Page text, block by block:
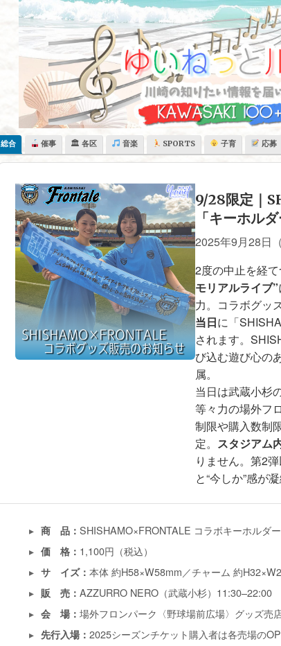
総合 催事 🏛 各区 音楽 SPORTS 子育 応募
9/28限定｜
「キーホル
2025年9月28日（
2度の中止を経
モリアルライブ”
力。コラボグッ
当日に「
されます。
び込む遊び心の
属。
当日は武蔵小杉
等々力の場外フ
制限や購入数制
定。 スタジアム
りません。第2
と“今しか”感が
商 品：SHISHAMO×FRONTALE コラボキーホルダー
価 格： 1,100円（税込）
サ イズ：本体 約H58×W58mm／チャーム 約
販 売：AZZURRO NERO（武蔵小杉）11:30–22:00
会 場：場外フロンパーク〈野球場前広場〉グッズ売
先行入場：2025シーズンチケット購入者は各売場の